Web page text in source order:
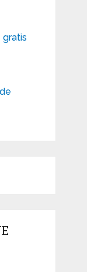
gratis